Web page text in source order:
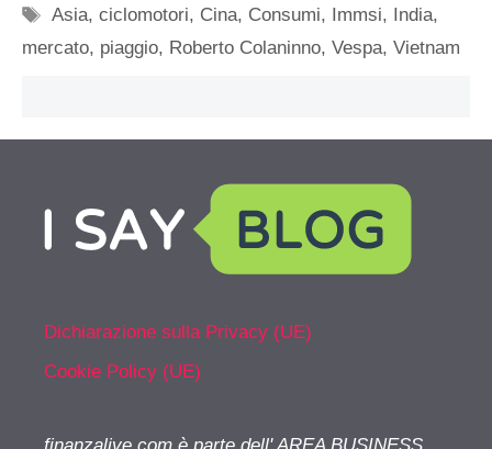
Tag
Asia,ciclomotori, Cina, Consumi, Immsi, India,
mercato, piaggio, Roberto Colaninno, Vespa, Vietnam
Dichiarazione sulla Privacy (UE)
Cookie Policy (UE)